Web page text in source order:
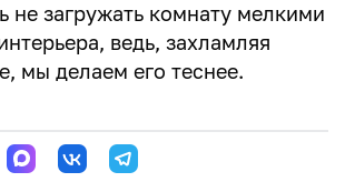
не загружать комнату мелкими
ведь, захламляя
мы делаем его теснее.